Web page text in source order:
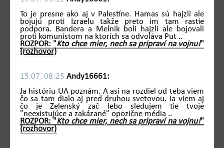
To je presne ako aj v Palestíne. Hamas sú hajzli ale
bojujú proti Izraelu takže preto im tam rastie
podpora. Bandera a Melnik boli hajzli ale bojovali
proti komunistom na ktorích sa odvoláva Put ..
ROZPOR: "Kto chce mier, nech sa pripraví na vojnu!"
(rozhovor)
15.07. 08:25 Andy16661:
Ja históriu UA poznám. A asi na rozdiel od teba viem
čo sa tam dialo aj pred druhou svetovou. Ja viem aj
čo je Zelenský zač lebo sledujem tie tvoje
"neexistujúce a zakázané" opozične média ..
ROZPOR: "Kto chce mier, nech sa pripraví na vojnu!"
(rozhovor)